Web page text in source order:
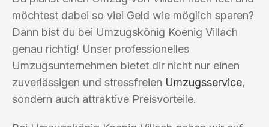
möchtest dabei so viel Geld wie möglich sparen?
Dann bist du bei Umzugskönig Koenig Villach
genau richtig! Unser professionelles
Umzugsunternehmen bietet dir nicht nur einen
zuverlässigen und stressfreien Umzugsservice,
sondern auch attraktive Preisvorteile.